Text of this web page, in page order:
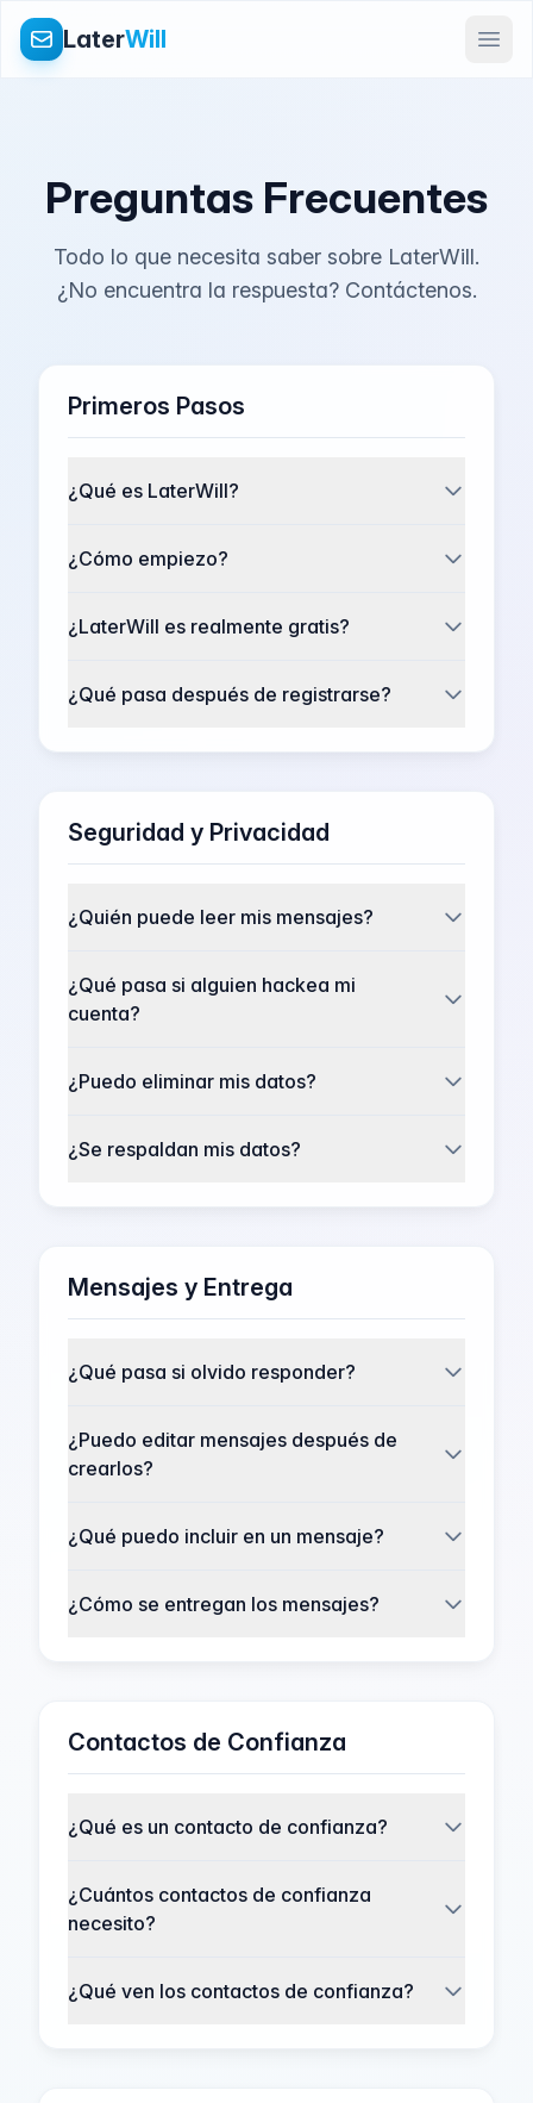
LaterWill
Preguntas Frecuentes
Todo lo que necesita saber sobre LaterWill.
¿No encuentra la respuesta? Contáctenos.
Primeros Pasos
¿Qué es LaterWill?
¿Cómo empiezo?
¿LaterWill es realmente gratis?
¿Qué pasa después de registrarse?
Seguridad y Privacidad
¿Quién puede leer mis mensajes?
¿Qué pasa si alguien hackea mi
cuenta?
¿Puedo eliminar mis datos?
¿Se respaldan mis datos?
Mensajes y Entrega
¿Qué pasa si olvido responder?
¿Puedo editar mensajes después de
crearlos?
¿Qué puedo incluir en un mensaje?
¿Cómo se entregan los mensajes?
Contactos de Confianza
¿Qué es un contacto de confianza?
¿Cuántos contactos de confianza
necesito?
¿Qué ven los contactos de confianza?